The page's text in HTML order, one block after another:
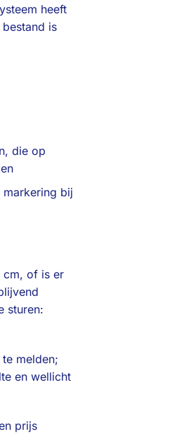
heeft
is
die op
bij
cm, of is er
sturen:
melden;
en wellicht
prijs